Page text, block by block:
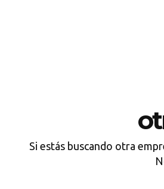
Si estás buscando otra